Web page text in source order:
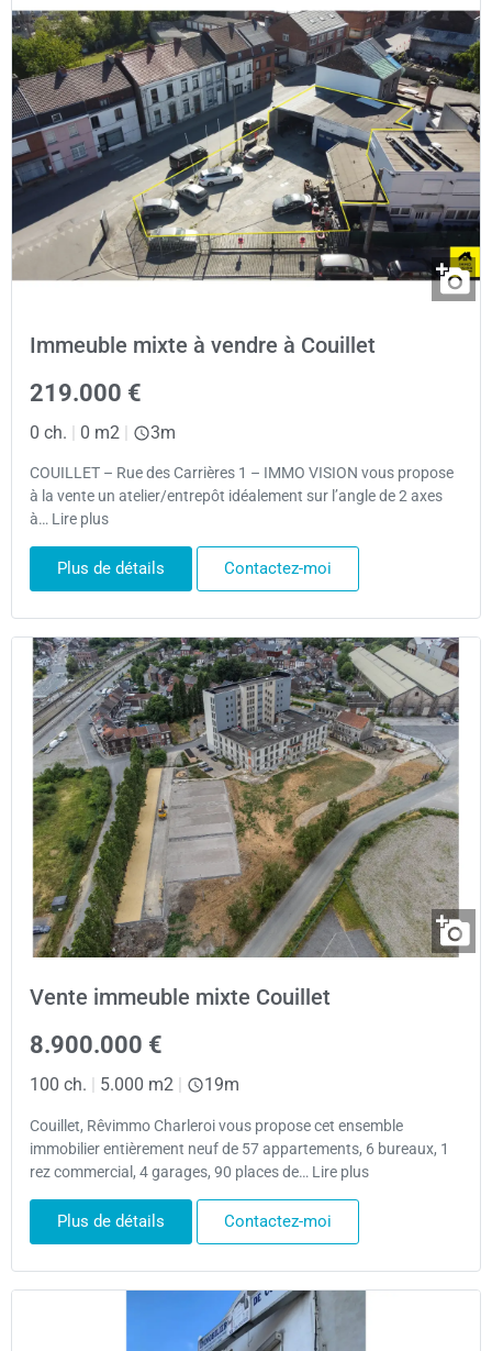
Immeuble mixte à vendre à Couillet
219.000 €
0 ch. | 0 m2 | 3m
COUILLET – Rue des Carrières 1 – IMMO VISION vous propose
à la vente un atelier/entrepôt idéalement sur l’angle de 2 axes
à… Lire plus
Plus de détails Contactez-moi
Vente immeuble mixte Couillet
8.900.000 €
100 ch. 5.000 m2 19m
Couillet, Rêvimmo Charleroi vous propose cet ensemble
immobilier entièrement neuf de 57 appartements, 6 bureaux, 1
rez commercial, 4 garages, 90 places de… Lire plus
Plus de détails Contactez-moi